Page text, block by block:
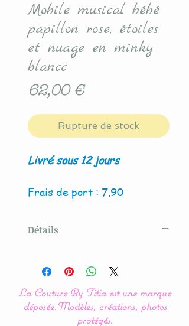
Mobile musical bébé
papillon rose, étoiles
et nuage en minky
blancc
62,00 €Prix
Rupture de stock
Livré sous 12 jours
Frais de port : 7.90
Détails
By Titia
La présence de couleur
La Couture By Titia est une marque
déposée.Modèles, créations, photos
protégés.